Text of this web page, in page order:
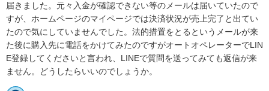
届きました。元々入金が確認できない等のメールは届いていたので
すが、ホームページのマイページでは決済状況が売上完了と出てい
たので気にしていませんでした。法的措置をとるというメールが来
た後に購入先に電話をかけてみたのですがオートオペレーターでLIN
E登録してくださいと言われ、LINEで質問を送ってみても返信が来
ません。どうしたらいいのでしょうか。